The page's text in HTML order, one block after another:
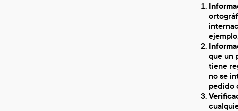
que un
tiene
no se
pedido